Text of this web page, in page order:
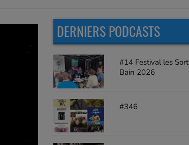
DERNIERS PODCASTS
#14 Festival les
Bain 2026
#346